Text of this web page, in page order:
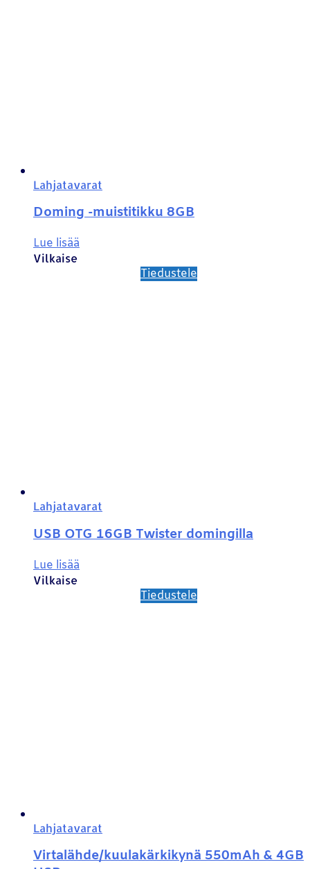
Lahjatavarat
Doming -muistitikku 8GB
Lue lisää
Vilkaise
Tiedustele
Lahjatavarat
USB OTG 16GB Twister domingilla
Lue lisää
Vilkaise
Tiedustele
Lahjatavarat
Virtalähde/kuulakärkikynä 550mAh & 4GB